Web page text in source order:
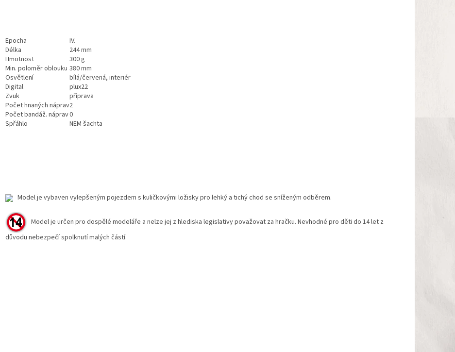
Epocha
IV.
Délka
244 mm
Hmotnost
300 g
Min. poloměr oblouku 380 mm
Osvětlení
bílá/červená, interiér
Digital
plux22
Zvuk
příprava
Počet hnaných náprav2
Počet bandáž. náprav0
Spřáhlo
NEM šachta
Model je vybaven vylepšeným pojezdem s kuličkovými ložisky pro lehký a tichý chod se sníženým odběrem.
Model je určen pro dospělé modeláře a nelze jej z hlediska legislativy považovat za hračku. Nevhodné pro děti do 14 let z
důvodu nebezpečí spolknutí malých částí.